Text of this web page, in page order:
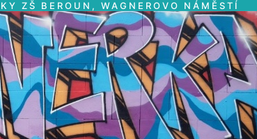
ZŠ BEROUN, WAGNEROVO NÁMĚSTÍ